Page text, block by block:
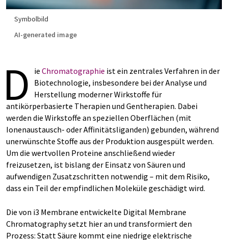
Symbolbild
AI-generated image
D ie Chromatographie ist ein zentrales Verfahren in der
Biotechnologie, insbesondere bei der Analyse und
Herstellung moderner Wirkstoffe für
antikörperbasierte Therapien und Gentherapien. Dabei
werden die Wirkstoffe an speziellen Oberflächen (mit
Ionenaustausch- oder Affinitätsliganden) gebunden, während
unerwünschte Stoffe aus der Produktion ausgespült werden.
Um die wertvollen Proteine anschließend wieder
freizusetzen, ist bislang der Einsatz von Säuren und
aufwendigen Zusatzschritten notwendig – mit dem Risiko,
dass ein Teil der empfindlichen Moleküle geschädigt wird.
Die von i3 Membrane entwickelte Digital Membrane
Chromatography setzt hier an und transformiert den
Prozess: Statt Säure kommt eine niedrige elektrische